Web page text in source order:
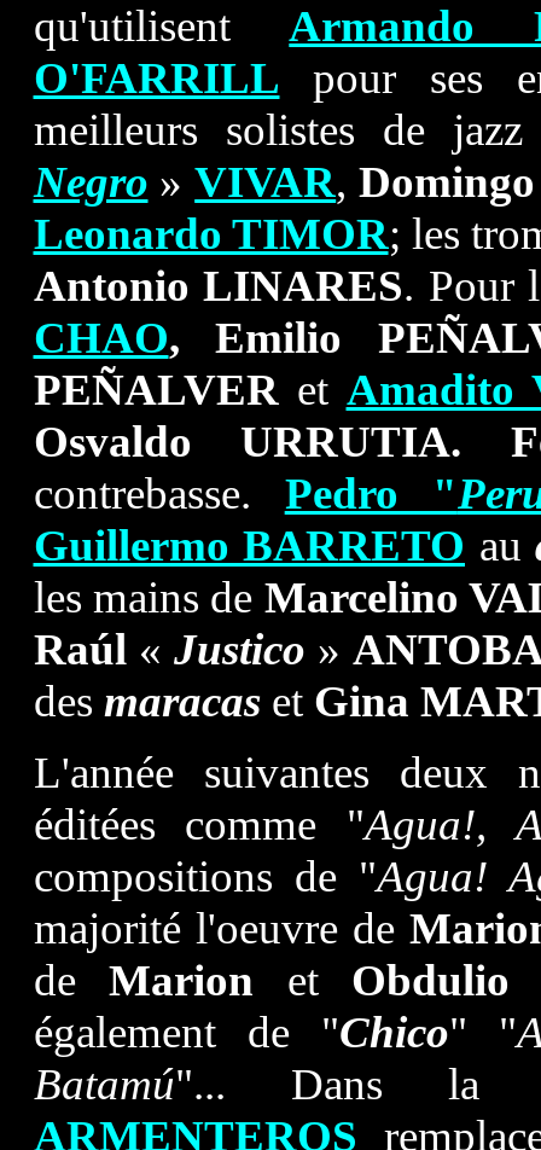
qu'utilisentArmando
O'FARRILL pour ses
meilleurs solistes de
Negro »VIVAR,
Leonardo TIMOR; les
Antonio LINARES. Pour
CHAO, Emilio
PEÑALVERet Amadito
Osvaldo URRUTIA.
contrebasse.
Pedro "
Guillermo BARRETO au
les mains de Marcelino
Raúl« Justico »
des maracaset Gina
L'année suivantes deux
éditées comme "Agua!,
compositions de "Agua!
majorité l'oeuvre de
de Marion et Obdulio
également de "Chico" "
Batamú"... Dans la
ARMENTEROS